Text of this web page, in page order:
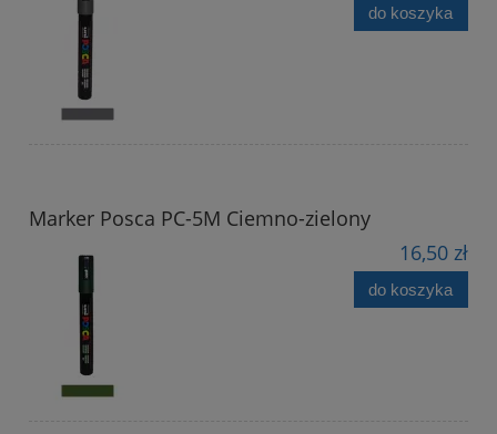
do koszyka
Marker Posca PC-5M Ciemno-zielony
16,50 zł
do koszyka